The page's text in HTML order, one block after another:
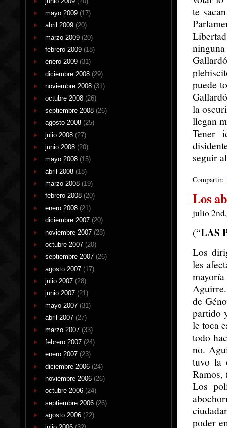
mayo 2009 (17)
abril 2009 (20)
marzo 2009 (20)
febrero 2009 (18)
enero 2009 (31)
diciembre 2008 (29)
noviembre 2008 (31)
octubre 2008 (26)
septiembre 2008 (26)
agosto 2008 (25)
julio 2008 (27)
junio 2008 (20)
mayo 2008 (15)
abril 2008 (18)
marzo 2008 (19)
febrero 2008 (20)
enero 2008 (21)
diciembre 2007 (20)
noviembre 2007 (28)
octubre 2007 (20)
septiembre 2007 (26)
agosto 2007 (17)
julio 2007 (28)
junio 2007 (21)
mayo 2007 (31)
abril 2007 (27)
marzo 2007 (33)
febrero 2007 (24)
enero 2007 (23)
diciembre 2006 (24)
noviembre 2006 (26)
octubre 2006 (24)
septiembre 2006 (26)
agosto 2006 (22)
te
puede
la
llegan
Tener
seguir
Compartir:
Los
julio
(“LAS
Los
les
de
partido
le toca
todo
no.
tuvo la
Ramos,
Los
poder